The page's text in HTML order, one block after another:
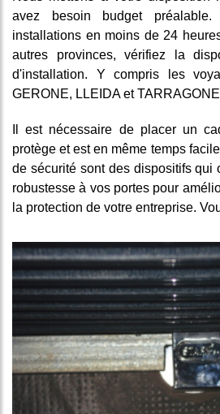
avez besoin budget
installations en moins de 24
autres provinces, vérifiez la
d'installation. Y compris les
GERONE, LLEIDA et
Il est nécessaire de placer un
protège et est en même temps
de sécurité sont des dispositifs qui
robustesse à vos portes pour
la protection de votre entreprise.